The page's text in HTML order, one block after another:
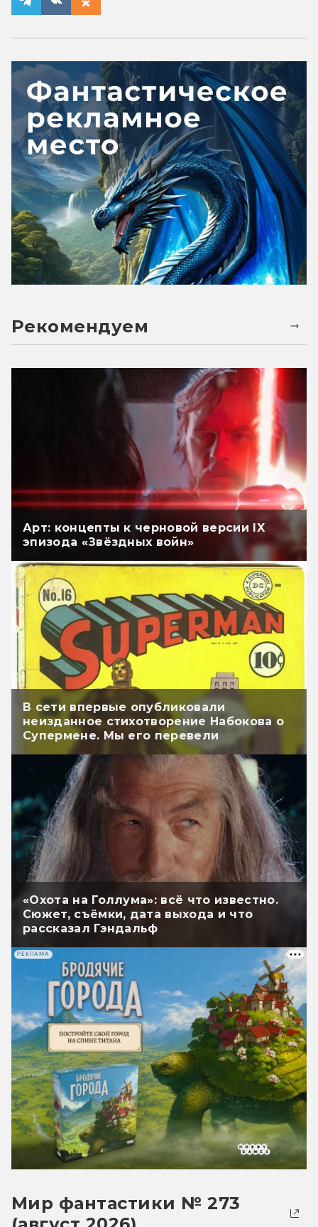
Рекомендуем
Арт: концепты к черновой версии IX
эпизода «Звёздных войн»
В сети впервые опубликовали
неизданное стихотворение Набокова о
Супермене. Мы его перевели
«Охота на Голлума»: всё что известно.
Сюжет, съёмки, дата выхода и что
рассказал Гэндальф
РЕКЛАМА
Мир фантастики № 273